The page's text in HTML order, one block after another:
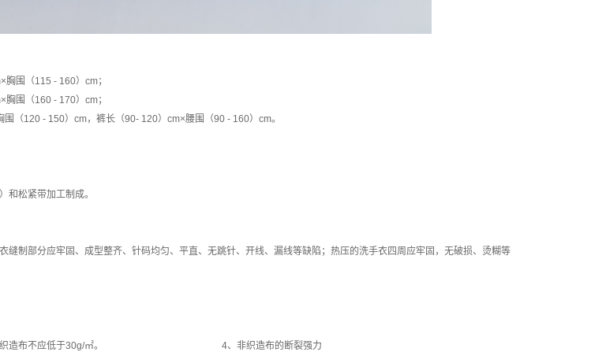
胸围（115 - 160）cm；
胸围（160 - 170）cm；
围（120 - 150）cm，裤长（90- 120）cm×腰围（90 - 160）cm。
布）和松紧带加工制成。
缝制部分应牢固、成型整齐、针码均匀、平直、无跳针、开线、漏线等缺陷；热压的洗手衣四周应牢固，无破损、烫糊等
，淋膜非织造布不应低于30g/㎡。 4、非织造布的断裂强力